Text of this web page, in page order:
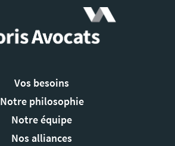
Vos besoins
Notre philosophie
Notre équipe
Nos alliances